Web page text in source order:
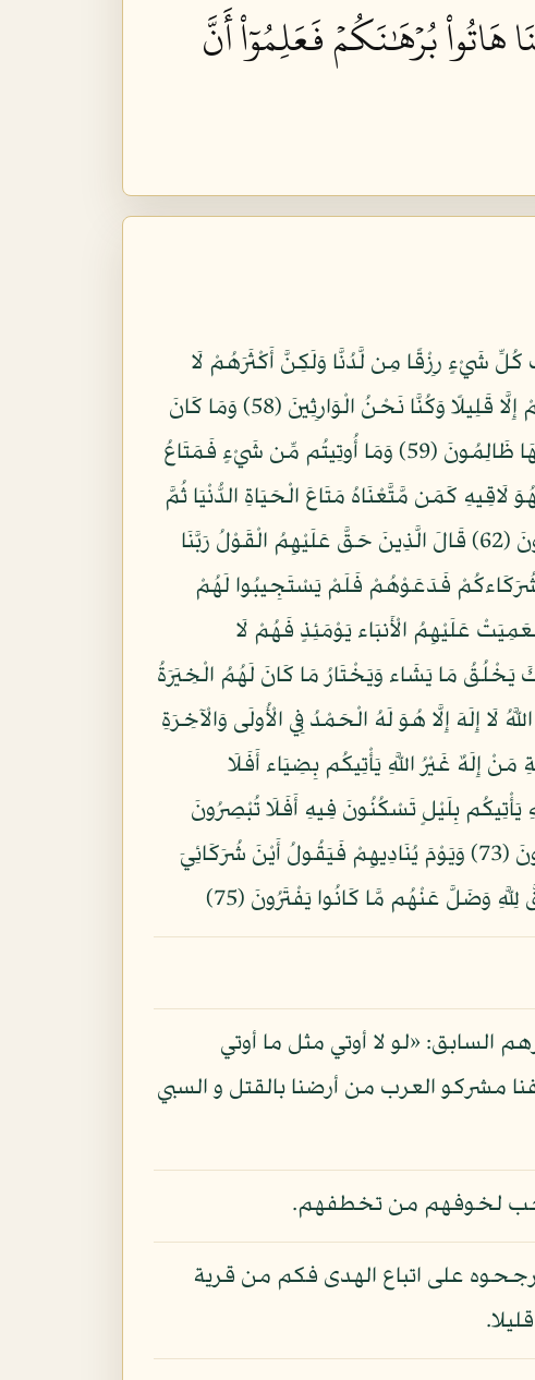
هَاتُواْ بُرۡهَٰنَكُمۡ فَعَلِمُوٓاْ أَنَّ
شَيْءٍ رِزْقًا مِن لَّدُنَّا وَلَكِنَّ أَكْثَرَهُمْ لَا
يَعْلَمُونَ (57) وَكَمْ أَهْلَكْنَا مِن قَرْيَةٍ بَطِرَتْ مَعِيشَتَهَا فَتِلْكَ مَسَاكِنُهُمْ لَمْ تُسْكَن مِّن بَعْدِهِمْ إِلَّا قَلِيلًا وَكُنَّا نَحْنُ الْوَارِثِينَ (58) وَمَا كَانَ
رَبُّكَ مُهْلِكَ الْقُرَى حَتَّى يَبْعَثَ فِي أُمِّهَا رَسُولًا يَتْلُو عَلَيْهِمْ آيَاتِنَا وَمَا كُنَّا مُهْلِكِي الْقُرَى إِلَّا وَأَهْلُهَا ظَالِمُونَ (59) وَمَا أُوتِيتُم مِّن شَيْءٍ فَمَتَاعُ
(60) أَفَمَن وَعَدْنَاهُ وَعْدًا حَسَنًا فَهُوَ لَاقِيهِ كَمَن مَّتَّعْنَاهُ مَتَاعَ الْحَيَاةِ الدُّنْيَا ثُمَّ
هُوَ يَوْمَ الْقِيَامَةِ مِنَ الْمُحْضَرِينَ (61) وَيَوْمَ يُنَادِيهِمْ فَيَقُولُ أَيْنَ شُرَكَائِيَ الَّذِينَ كُنتُمْ تَزْعُمُونَ (62) قَالَ الَّذِينَ حَقَّ عَلَيْهِمُ الْقَوْلُ رَبَّنَا
تَبَرَّأْنَا إِلَيْكَ مَا كَانُوا إِيَّانَا يَعْبُدُونَ (63) وَقِيلَ ادْعُوا شُرَكَاءكُمْ فَدَعَوْهُمْ فَلَمْ يَسْتَجِيبُوا لَهُمْ
لَوْ أَنَّهُمْ كَانُوا يَهْتَدُونَ (64) وَيَوْمَ يُنَادِيهِمْ فَيَقُولُ مَاذَا أَجَبْتُمُ الْمُرْسَلِينَ (65) فَعَمِيَتْ عَلَيْهِمُ الْأَنبَاء يَوْمَئِذٍ فَهُمْ لَا
فَأَمَّا مَن تَابَ وَآمَنَ وَعَمِلَ صَالِحًا فَعَسَى أَن يَكُونَ مِنَ الْمُفْلِحِينَ (67) وَرَبُّكَ يَخْلُقُ مَا يَشَاء وَيَخْتَارُ مَا كَانَ لَهُمُ الْخِيَرَةُ
عَمَّا يُشْرِكُونَ (68) وَرَبُّكَ يَعْلَمُ مَا تُكِنُّ صُدُورُهُمْ وَمَا يُعْلِنُونَ (69) وَهُوَ اللَّهُ لَا إِلَهَ إِلَّا هُوَ لَهُ الْحَمْدُ فِي الْأُولَى وَالْآخِرَةِ
الْقِيَامَةِ مَنْ إِلَهٌ غَيْرُ اللَّهِ يَأْتِيكُم بِضِيَاء أَفَلَا
يَأْتِيكُم بِلَيْلٍ تَسْكُنُونَ فِيهِ أَفَلَا تُبْصِرُونَ
(72) وَمِن رَّحْمَتِهِ جَعَلَ لَكُمُ اللَّيْلَ وَالنَّهَارَ لِتَسْكُنُوا فِيهِ وَلِتَبْتَغُوا مِن فَضْلِهِ وَلَعَلَّكُمْ تَشْكُرُونَ (73) وَيَوْمَ يُنَادِيهِمْ فَيَقُولُ أَيْنَ شُرَكَائِيَ
السابق: «لو لا أوتي مثل ما أوتي
مشركو العرب من أرضنا بالقتل و السبي
موجب لخوفهم من تخطفهم.
على اتباع الهدى فكم من قرية